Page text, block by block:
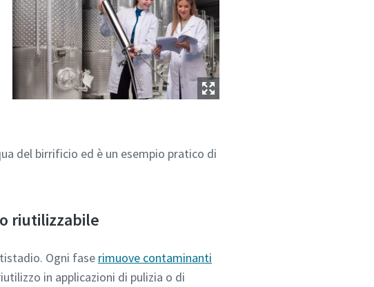
del birrificio ed è un esempio pratico di
riutilizzabile
Ogni fase rimuove contaminanti
in applicazioni di pulizia o di